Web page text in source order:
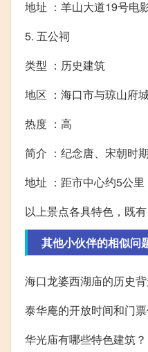
地址 ：羊山大道19号电
5. 五公祠
类型 ：历史建筑
地区 ：海口市与琼山府
热度 ：高
简介 ：纪念唐、宋朝时
地址 ：距市中心约5公里
以上景点各具特色，既
其他小伙伴的相似问
海口龙婆西湖庙的历史
泰华庵的开放时间和门
华光庙有哪些特色建筑？